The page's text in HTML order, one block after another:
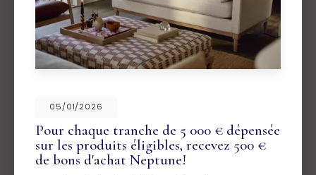
05/01/2026
Pour chaque tranche de 5 000 € dépensée
sur les produits éligibles, recevez 500 €
de bons d'achat Neptune!